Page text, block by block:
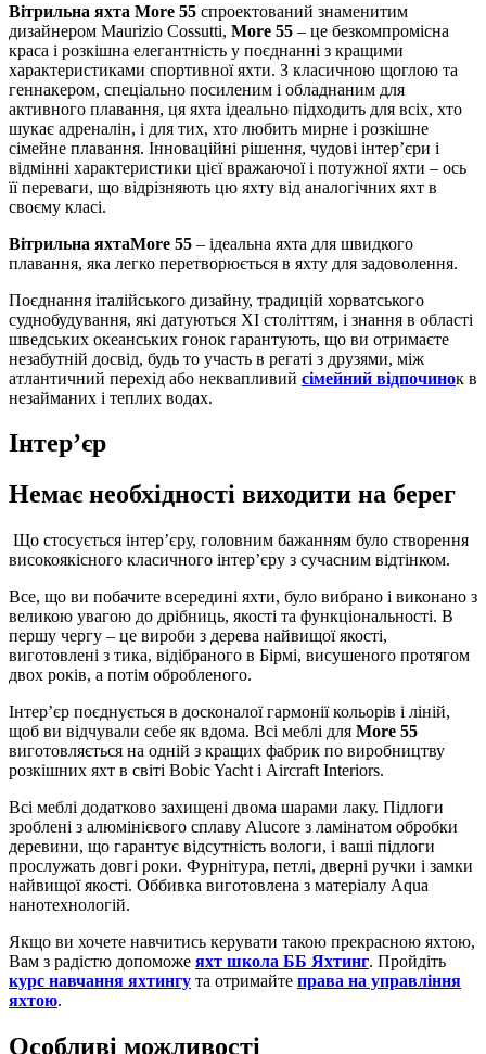
Вітрильна яхта More 55 спроектований знаменитим
дизайнером Maurizio Cossutti, More 55 – це безкомпромісна
краса і розкішна елегантність у поєднанні з кращими
характеристиками спортивної яхти. З класичною щоглою та
геннакером, спеціально посиленим і обладнаним для
активного плавання, ця яхта ідеально підходить для всіх, хто
шукає адреналін, і для тих, хто любить мирне і розкішне
сімейне плавання. Інноваційні рішення, чудові інтер’єри і
відмінні характеристики цієї вражаючої і потужної яхти – ось
її переваги, що відрізняють цю яхту від аналогічних яхт в
своєму класі.
Вітрильна яхтаMore 55 – ідеальна яхта для швидкого
плавання, яка легко перетворюється в яхту для задоволення.
Поєднання італійського дизайну, традицій хорватського
суднобудування, які датуються XI століттям, і знання в області
шведських океанських гонок гарантують, що ви отримаєте
незабутній досвід, будь то участь в регаті з друзями, між
атлантичний перехід або неквапливий сімейний відпочинок в
незайманих і теплих водах.
Інтер’єр
Немає необхідності виходити на берег
Що стосується інтер’єру, головним бажанням було створення
високоякісного класичного інтер’єру з сучасним відтінком.
Все, що ви побачите всередині яхти, було вибрано і виконано з
великою увагою до дрібниць, якості та функціональності. В
першу чергу – це вироби з дерева найвищої якості,
виготовлені з тика, відібраного в Бірмі, висушеного протягом
двох років, а потім обробленого.
Інтер’єр поєднується в досконалої гармонії кольорів і ліній,
щоб ви відчували себе як вдома. Всі меблі для More 55
виготовляється на одній з кращих фабрик по виробництву
розкішних яхт в світі Bobic Yacht і Aircraft Interiors.
Всі меблі додатково захищені двома шарами лаку. Підлоги
зроблені з алюмінієвого сплаву Alucore з ламінатом обробки
деревини, що гарантує відсутність вологи, і ваші підлоги
прослужать довгі роки. Фурнітура, петлі, дверні ручки і замки
найвищої якості. Оббивка виготовлена з матеріалу Aqua
нанотехнологій.
Якщо ви хочете навчитись керувати такою прекрасною яхтою,
Вам з радістю допоможе яхт школа ББ Яхтинг. Пройдіть
курс навчання яхтингу та отримайте права на управління
яхтою.
Особливі можливості